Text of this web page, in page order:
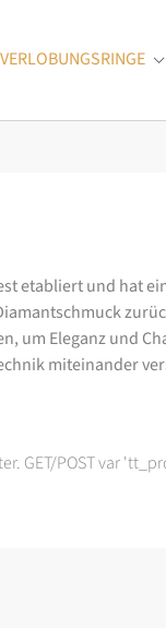
VERLOBUNGSRINGE
etabliert und hat
um Eleganz und
miteinander
GET/POST var